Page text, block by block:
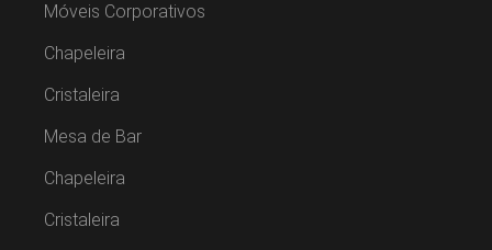
Móveis Corporativos
Chapeleira
Cristaleira
Mesa de Bar
Chapeleira
Cristaleira